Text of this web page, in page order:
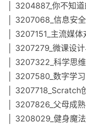
│ 3204887_你不知
│ 3207068_信息安
│ 3207151_主流媒
│ 3207279_微课设
│ 3207322_科学思
│ 3207580_数字学
│
│ 3207826_父母成
│ 3208029_健身魔